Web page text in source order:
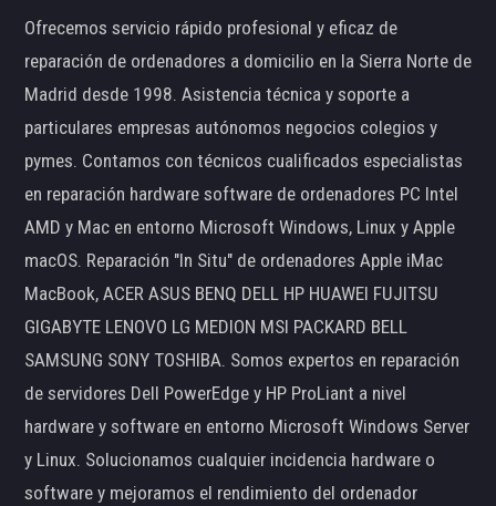
Ofrecemos servicio rápido profesional y eficaz de
reparación de ordenadores a domicilio en la Sierra Norte de
Madrid desde 1998. Asistencia técnica y soporte a
particulares empresas autónomos negocios colegios y
pymes. Contamos con técnicos cualificados especialistas
en reparación hardware software de ordenadores PC Intel
AMD y Mac en entorno Microsoft Windows, Linux y Apple
macOS. Reparación "In Situ" de ordenadores Apple iMac
MacBook, ACER ASUS BENQ DELL HP HUAWEI FUJITSU
GIGABYTE LENOVO LG MEDION MSI PACKARD BELL
SAMSUNG SONY TOSHIBA. Somos expertos en reparación
de servidores Dell PowerEdge y HP ProLiant a nivel
hardware y software en entorno Microsoft Windows Server
y Linux. Solucionamos cualquier incidencia hardware o
software y mejoramos el rendimiento del ordenador